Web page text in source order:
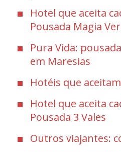
Hotel que aceita
Pousada Magia
Pura Vida:
em Maresias
Hotéis que
Hotel que aceita
Pousada 3 Vales
Outros viajantes: